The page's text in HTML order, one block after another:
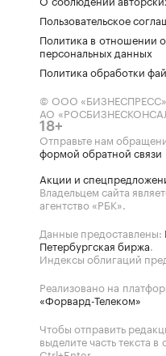
Пользовательское
Политика в отношении
персональных данных
Политика обработки
© ООО
АО
18+
Отправьте нам
формой обратной связи
Акции и
Владельцем сайта
агентство «РБК».
Данные предоставлены:
Петербургская биржа.
Индексы облигаций
Реализовано на
«Форвард-Телеком»
Чтобы отправить
выделите часть текста